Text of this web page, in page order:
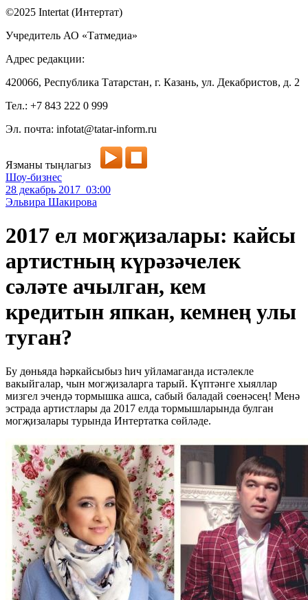
©2025 Intertat (Интертат)
Учредитель АО «Татмедиа»
Адрес редакции:
420066, Республика Татарстан, г. Казань, ул. Декабристов, д. 2
Тел.: +7 843 222 0 999
Эл. почта: infotat@tatar-inform.ru
Язманы тыңлагыз
Шоу-бизнес
28 декабрь 2017 03:00
Эльвира Шакирова
2017 ел могҗизалары: кайсы
артистның күрәзәчелек
сәләте ачылган, кем
кредитын япкан, кемнең улы
туган?
Бу дөньяда һәркайсыбыз һич уйламаганда истәлекле
вакыйгалар, чын могҗизаларга тарый. Күптәнге хыяллар
мизгел эчендә тормышка ашса, сабый баладай сөенәсең! Менә
эстрада артистлары да 2017 елда тормышларында булган
могҗизалары турында Интертатка сөйләде.